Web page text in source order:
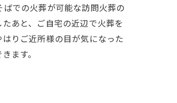
での火葬が可能な訪問火葬の
あと、ご自宅の近辺で火葬を
りご近所様の目が気になった
ます。